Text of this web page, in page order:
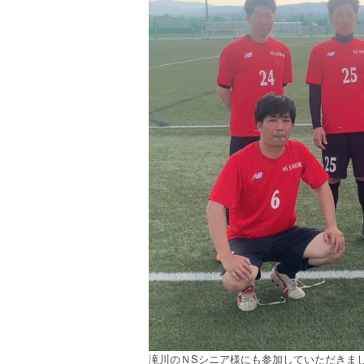
滝川のＮSシニア様にも参加していただきま